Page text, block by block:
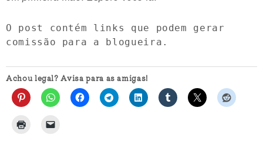
O post contém links que podem gerar
comissão para a blogueira.
Achou legal? Avisa para as amigas!